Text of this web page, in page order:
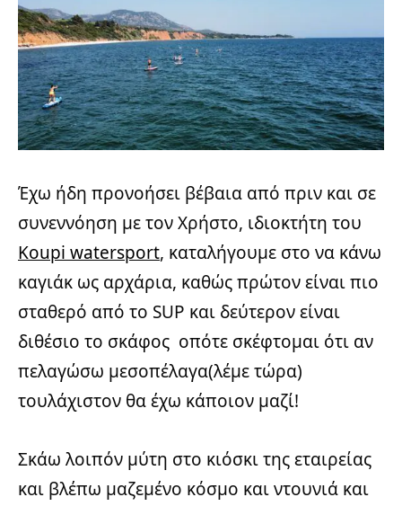
Έχω ήδη προνοήσει βέβαια από πριν και σε
συνεννόηση με τον Χρήστο, ιδιοκτήτη του
Koupi watersport, καταλήγουμε στο να κάνω
καγιάκ ως αρχάρια, καθώς πρώτον είναι πιο
σταθερό από το SUP και δεύτερον είναι
διθέσιο το σκάφος οπότε σκέφτομαι ότι αν
πελαγώσω μεσοπέλαγα(λέμε τώρα)
τουλάχιστον θα έχω κάποιον μαζί!
Σκάω λοιπόν μύτη στο κιόσκι της εταιρείας
και βλέπω μαζεμένο κόσμο και ντουνιά και